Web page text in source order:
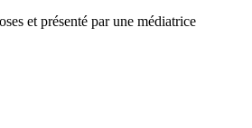
et présenté par une médiatrice